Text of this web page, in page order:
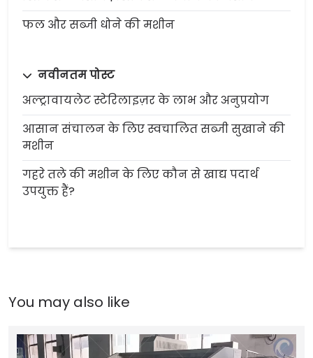
फल और सब्जी धोने की मशीन
नवीनतम पोस्ट
अल्ट्रावायलेट स्टेरिलाइज़र के लाभ और अनुप्रयोग
आसान संचालन के लिए स्वचालित सब्जी सुखाने की
मशीन
गहरे तले की मशीन के लिए कौन से खाद्य पदार्थ
उपयुक्त हैं?